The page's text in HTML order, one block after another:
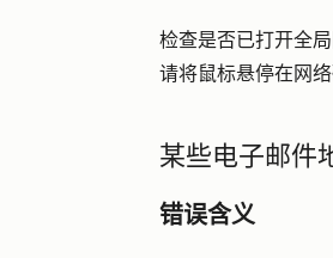
检查是否已打开全
请将鼠标悬停在网
某些电子邮件
错误含义